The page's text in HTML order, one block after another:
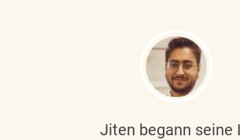
Jiten begann seine